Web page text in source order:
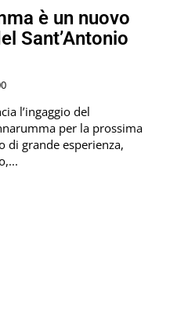
è un nuovo
Sant’Antonio
l’ingaggio del
per la prossima
di grande esperienza,